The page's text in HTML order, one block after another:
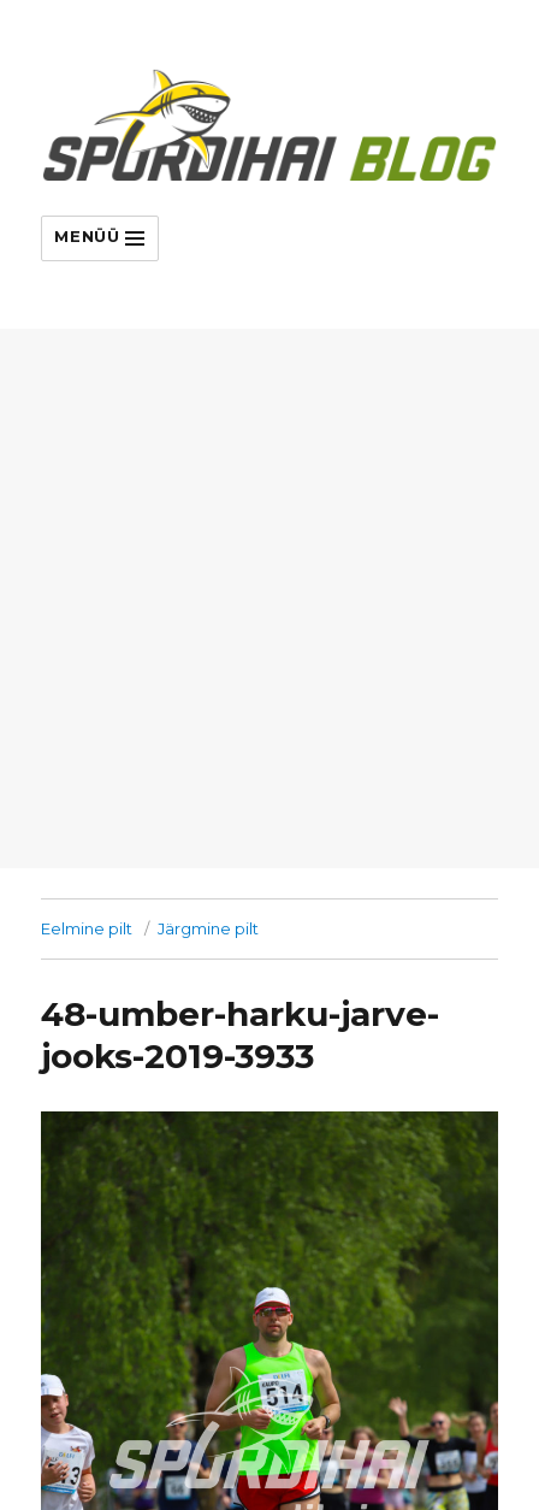
MENÜÜ
Eelmine pilt Järgmine pilt
48-umber-harku-jarve-
jooks-2019-3933